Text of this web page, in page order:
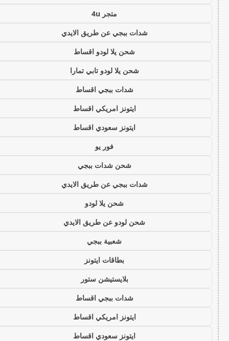
متجر 4u
شدات ببجي عن طريق الايدي
شحن يلا لودو اقساط
شحن يلا لودو تابي تمارا
شدات ببجي اقساط
ايتونز امريكي اقساط
ايتونز سعودي اقساط
فور يو
شحن شدات ببجي
شدات ببجي عن طريق الايدي
شحن يلا لودو
شحن لودو عن طريق الايدي
شعبية ببجي
بطاقات ايتونز
بلايستيشن ستور
شدات ببجي اقساط
ايتونز امريكي اقساط
ايتونز سعودي اقساط